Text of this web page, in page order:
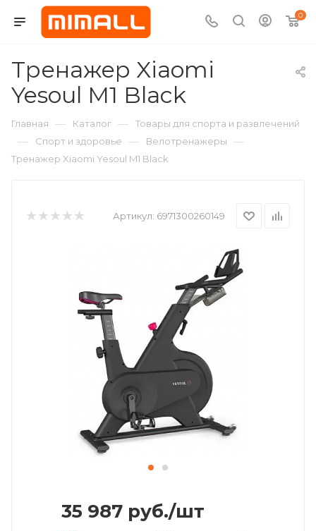
0
Тренажер Xiaomi
Yesoul M1 Black
Главная — Каталог — Товары для спорта и развлечений
— Спорт и здоровье — Велотренажеры —
Тренажер Xiaomi Yesoul M1 Black
Артикул: 6971300260149
35 987 руб./шт